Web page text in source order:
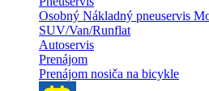
Osobný Nákladný pneuservis
SUV/Van/Runflat
Autoservis
Prenájom
Prenájom nosiča na bicykle